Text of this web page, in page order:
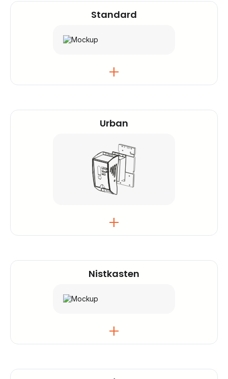
Standard
Das Standardgehäuse ist wetterfest und für
den Außeneinsatz konzipiert. Seine schlichte
städtische und natürliche Umgebungen ein.
Urban
Vandalismus-
öffentlich zugängliche Bereiche. Dieses Modell
Nistkasten
Ein Nistkasten, der sich nahtlos in natürliche